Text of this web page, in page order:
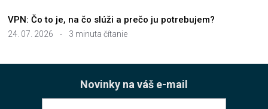
24. 07. 2026 - 3 minuta čítanie
VPN: Čo to je, na čo slúži a prečo ju potrebujem?
Novinky na váš e-mail